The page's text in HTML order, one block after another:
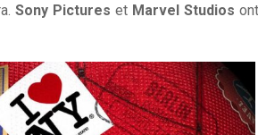
Sony Pictures et Marvel Studios